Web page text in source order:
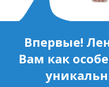
Впервые!
Вам как